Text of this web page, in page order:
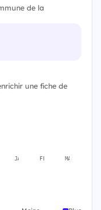
de la
une fiche de
JANV. FÉVR. MARS